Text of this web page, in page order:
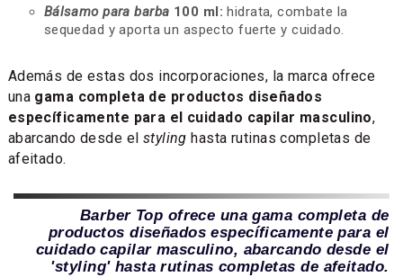
Bálsamo para barba 100 ml:hidrata, combate la
sequedad y aporta un aspecto fuerte y cuidado.
Además de estas dos incorporaciones, la marca ofrece
unagama completa de productos diseñados
específicamente para el cuidado capilar masculino,
abarcando desde el stylinghasta rutinas completas de
afeitado.
Barber Top ofrece una gama completa de
productos diseñados específicamente para el
cuidado capilar masculino, abarcando desde el
'styling' hasta rutinas completas de afeitado.